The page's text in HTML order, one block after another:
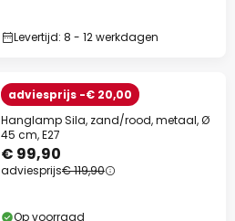
Levertijd: 8 - 12 werkdagen
adviesprijs -€ 20,00
Hanglamp Sila, zand/rood, metaal, Ø
45 cm, E27
€ 99,90
adviesprijs€ 119,90
Op voorraad